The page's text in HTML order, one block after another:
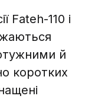
Fateh-110 і
й
коротких